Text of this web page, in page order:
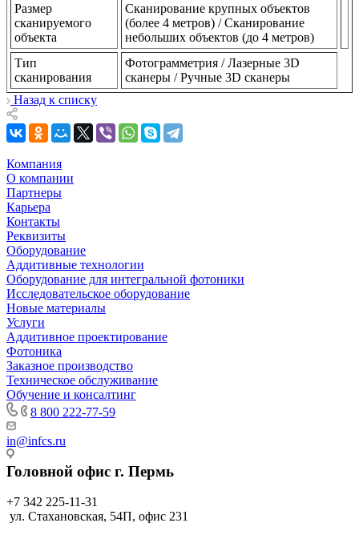
Размер
сканируемого
объекта
Сканирование крупных объектов
(более 4 метров) / Сканирование
небольших объектов (до 4 метров)
Тип
сканирования
Фотограмметрия / Лазерные 3D
сканеры / Ручные 3D сканеры
Назад к списку
Компания
О компании
Партнеры
Карьера
Контакты
Реквизиты
Оборудование
Аддитивные технологии
Оборудование для интегральной фотоники
Исследовательское оборудование
Новые материалы
Услуги
Аддитивное проектирование
Фотоника
Заказное производство
Техническое обслуживание
Обучение и консалтинг
8 800 222-77-59
in@infcs.ru
Головной офис г. Пермь
+7 342 225-11-31
ул. Стахановская, 54П, офис 231